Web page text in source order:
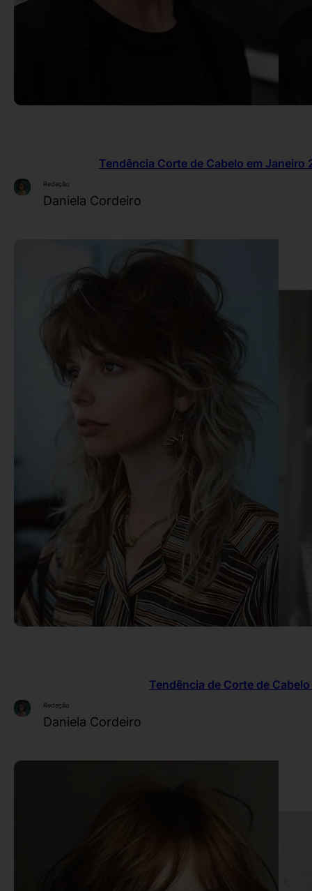
Tendência Corte de Cabelo em
Redação
Daniela Cordeiro
Tendência de Corte de
Redação
Daniela Cordeiro